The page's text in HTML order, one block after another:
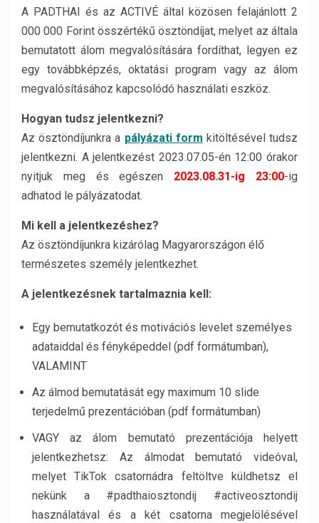
A PADTHAI és az ACTIVÉ által közösen felajánlott 2
000 000 Forint összértékű ösztöndíjat, melyet az általa
bemutatott álom megvalósítására fordíthat, legyen ez
egy továbbképzés, oktatási program vagy az álom
megvalósításához kapcsolódó használati eszköz.
Hogyan tudsz jelentkezni?
Az ösztöndíjunkra a pályázati form kitöltésével tudsz
jelentkezni. A jelentkezést 2023.07.05-én 12:00 órakor
nyitjuk meg és egészen 2023.08.31-ig 23:00-ig
adhatod le pályázatodat.
Mi kell a jelentkezéshez?
Az ösztöndíjunkra kizárólag Magyarországon élő
természetes személy jelentkezhet.
A jelentkezésnek tartalmaznia kell:
Egy bemutatkozót és motivációs levelet személyes
adataiddal és fényképeddel (pdf formátumban),
VALAMINT
Az álmod bemutatását egy maximum 10 slide
terjedelmű prezentációban (pdf formátumban)
VAGY az álom bemutató prezentációja helyett
jelentkezhetsz: Az álmodat bemutató videóval,
melyet TikTok csatornádra feltöltve küldhetsz el
nekünk a #padthaiosztondij #activeosztondij
használatával és a két csatorna megjelölésével